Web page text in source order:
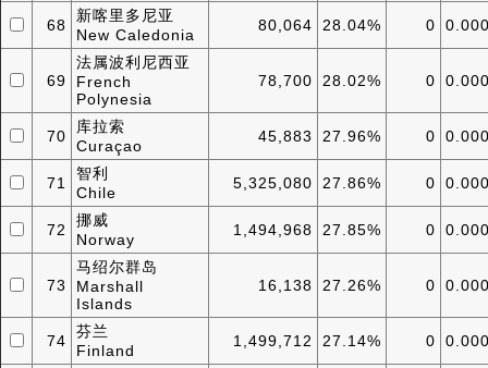
68
新喀里多尼亚
New Caledonia
80,064 28.04% 0
69
法属波利尼西亚
French
Polynesia
78,700 28.02% 0
70
库拉索
Curaçao
45,883 27.96% 0
71
智利
Chile
5,325,080 27.86% 0
72
挪威
Norway
1,494,968 27.85% 0
73
马绍尔群岛
Marshall
Islands
16,138 27.26% 0
74
芬兰
Finland
1,499,712 27.14% 0